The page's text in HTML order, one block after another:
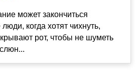
может закончиться
когда хотят чихнуть,
рот, чтобы не шуметь